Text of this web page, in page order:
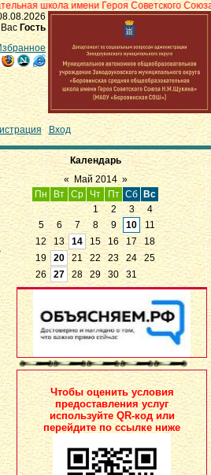
имени Героя Советского Союза
Гость
Вход
Календарь
«
Май 2014 »
Пн
Вт Ср Чт Пт Сб
Вс
1
2 3
4
5
6 7 8 9 10
11
12
13 14 15 16 17
18
19
20 21 22 23 24
25
26
27 28 29 30 31
Чтобы оценить условия
предоставления услуг
используйте QR-код или
перейдите по ссылке ниже